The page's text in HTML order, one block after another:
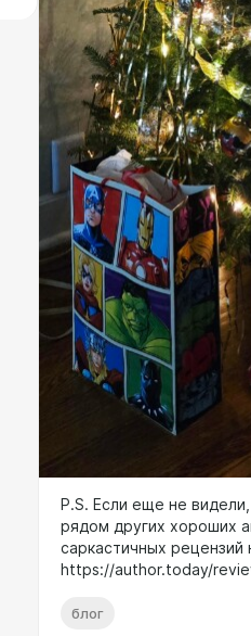
P.S. Если еще не
рядом других хороших
саркастичных рецензий
https://author.today/
блог